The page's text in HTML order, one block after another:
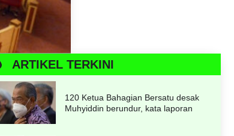
ARTIKEL TERKINI
120 Ketua Bahagian Bersatu desak
Muhyiddin berundur, kata laporan